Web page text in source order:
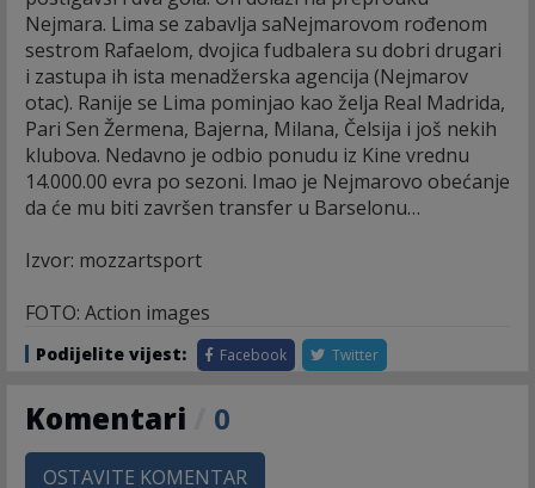
Nejmara. Lima se zabavlja saNejmarovom rođenom
sestrom Rafaelom, dvojica fudbalera su dobri drugari
i zastupa ih ista menadžerska agencija (Nejmarov
otac). Ranije se Lima pominjao kao želja Real Madrida,
Pari Sen Žermena, Bajerna, Milana, Čelsija i još nekih
klubova. Nedavno je odbio ponudu iz Kine vrednu
14.000.00 evra po sezoni. Imao je Nejmarovo obećanje
da će mu biti završen transfer u Barselonu…
Izvor: mozzartsport
FOTO: Action images
Podijelite vijest: Facebook Twitter
Komentari 0
OSTAVITE KOMENTAR